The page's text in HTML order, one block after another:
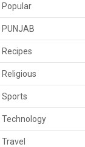
Popular
PUNJAB
Recipes
Religious
Sports
Technology
Travel